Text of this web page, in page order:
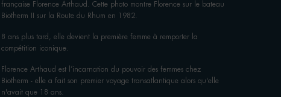
française Florence Arthaud. Cette photo montre Florence sur le bateau
Biotherm II sur la Route du Rhum en 1982.
8 ans plus tard, elle devient la première femme à remporter la
compétition iconique.
Florence Arthaud est l’incarnation du pouvoir des femmes chez
Biotherm - elle a fait son premier voyage transatlantique alors qu'elle
n'avait que 18 ans.